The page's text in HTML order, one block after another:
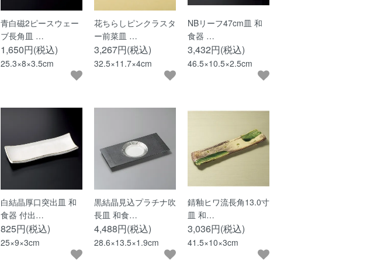
青白磁2ピースウェー
ブ長角皿 …
1,650円(税込)
25.3×8×3.5cm
花ちらしピンクラスタ
ー前菜皿 …
3,267円(税込)
32.5×11.7×4cm
NBリーフ47cm皿 和
食器 …
3,432円(税込)
46.5×10.5×2.5cm
白結晶厚口突出皿 和
食器 付出…
825円(税込)
25×9×3cm
黒結晶見込プラチナ吹
長皿 和食…
4,488円(税込)
28.6×13.5×1.9cm
錆釉ヒワ流長角13.0寸
皿 和…
3,036円(税込)
41.5×10×3cm